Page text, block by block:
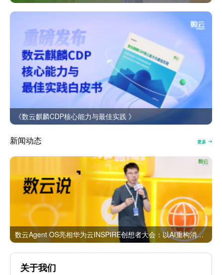
《数云麒麟CDP核心能力与最佳实践 》
新闻动态 更多
数云Agent OS亮相华为云INSPIRE创想者大会：以AI重构消费者运营与零售营销新范式
关于我们